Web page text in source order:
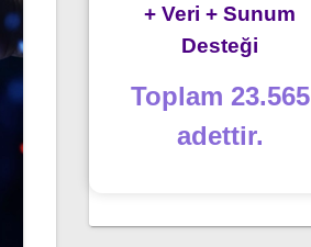
+ Veri + Sunum
Desteği
Toplam 23.565
adettir.